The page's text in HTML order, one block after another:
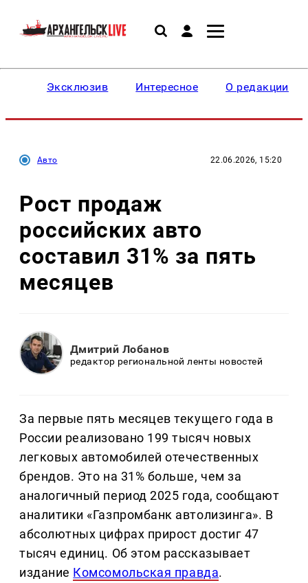
Эксклюзив Интересное О редакции
Авто 22.06.2026, 15:20
Рост продаж
российских авто
составил 31% за пять
месяцев
Дмитрий Лобанов
редактор региональной ленты новостей
За первые пять месяцев текущего года в
России реализовано 199 тысяч новых
легковых автомобилей отечественных
брендов. Это на 31% больше, чем за
аналогичный период 2025 года, сообщают
аналитики «Газпромбанк автолизинга». В
абсолютных цифрах прирост достиг 47
тысяч единиц. Об этом рассказывает
издание Комсомольская правда.